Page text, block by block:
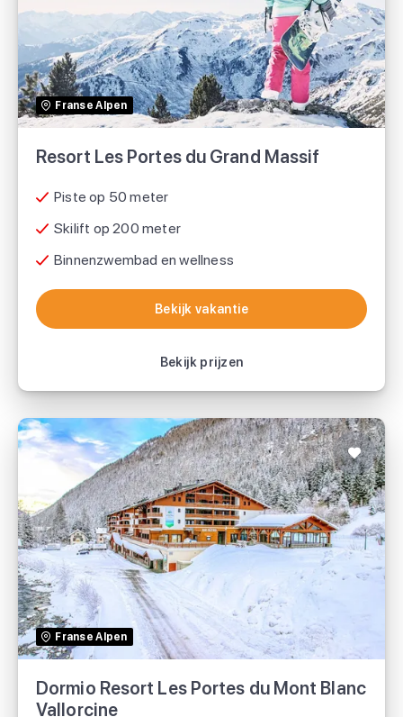
Franse Alpen
Resort Les Portes du Grand Massif
Piste op 50 meter
Skilift op 200 meter
Binnenzwembad en wellness
Bekijk vakantie
Bekijk prijzen
TUI
Bekijk vakantie
Franse Alpen
Dormio Resort Les Portes du Mont Blanc
Vallorcine
Dormio Resort Les Portes du Mont Blanc
Vallorcine
TUI
Voordeeluitjes.nl